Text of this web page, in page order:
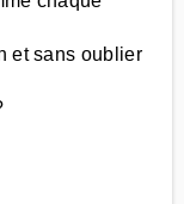
et sans oublier